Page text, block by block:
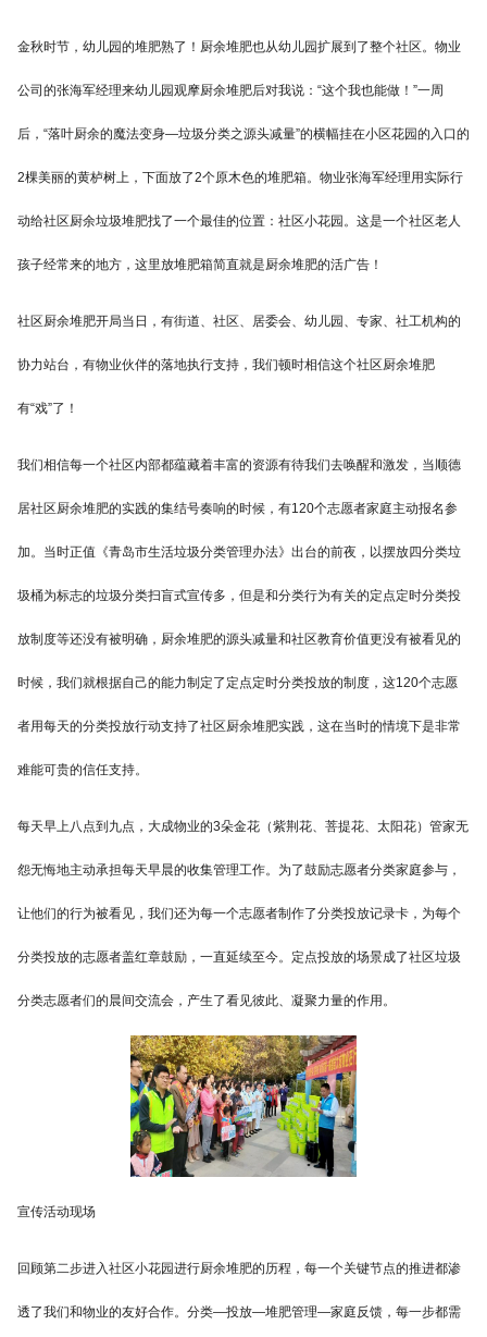
金秋时节，幼儿园的堆肥熟了！厨余堆肥也从幼儿园扩展到了整个社区。物业
公司的张海军经理来幼儿园观摩厨余堆肥后对我说：“这个我也能做！”一周
后，“落叶厨余的魔法变身—垃圾分类之源头减量”的横幅挂在小区花园的入口的
2棵美丽的黄栌树上，下面放了2个原木色的堆肥箱。物业张海军经理用实际行
动给社区厨余垃圾堆肥找了一个最佳的位置：社区小花园。这是一个社区老人
孩子经常来的地方，这里放堆肥箱简直就是厨余堆肥的活广告！
社区厨余堆肥开局当日，有街道、社区、居委会、幼儿园、专家、社工机构的
协力站台，有物业伙伴的落地执行支持，我们顿时相信这个社区厨余堆肥
有“戏”了！
我们相信每一个社区内部都蕴藏着丰富的资源有待我们去唤醒和激发，当顺德
居社区厨余堆肥的实践的集结号奏响的时候，有120个志愿者家庭主动报名参
加。当时正值《青岛市生活垃圾分类管理办法》出台的前夜，以摆放四分类垃
圾桶为标志的垃圾分类扫盲式宣传多，但是和分类行为有关的定点定时分类投
放制度等还没有被明确，厨余堆肥的源头减量和社区教育价值更没有被看见的
时候，我们就根据自己的能力制定了定点定时分类投放的制度，这120个志愿
者用每天的分类投放行动支持了社区厨余堆肥实践，这在当时的情境下是非常
难能可贵的信任支持。
每天早上八点到九点，大成物业的3朵金花（紫荆花、菩提花、太阳花）管家无
怨无悔地主动承担每天早晨的收集管理工作。为了鼓励志愿者分类家庭参与，
让他们的行为被看见，我们还为每一个志愿者制作了分类投放记录卡，为每个
分类投放的志愿者盖红章鼓励，一直延续至今。定点投放的场景成了社区垃圾
分类志愿者们的晨间交流会，产生了看见彼此、凝聚力量的作用。
宣传活动现场
回顾第二步进入社区小花园进行厨余堆肥的历程，每一个关键节点的推进都渗
透了我们和物业的友好合作。分类—投放—堆肥管理—家庭反馈，每一步都需